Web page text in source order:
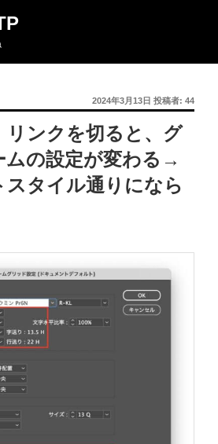
投
稿
日:
2024年3月13日 投稿者: 44
リンクを切ると、グ
ムの設定が変わる→
タイル通りになら